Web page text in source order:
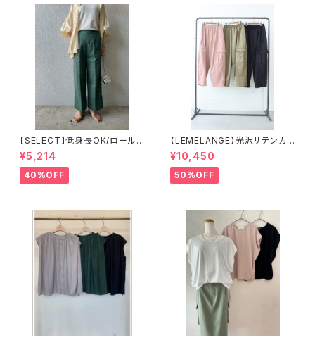
【SELECT】低身長OK/ロール
ヘムコットンリネンパンツ
¥5,214
40%OFF
【LEMELANGE】光沢サテンカ
ーゴパンツ
¥10,450
50%OFF